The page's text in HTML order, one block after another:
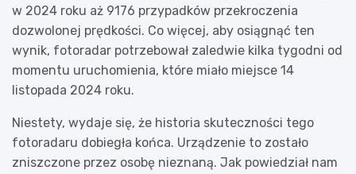
w 2024 roku aż 9176 przypadków przekroczenia
dozwolonej prędkości. Co więcej, aby osiągnąć ten
wynik, fotoradar potrzebował zaledwie kilka tygodni od
momentu uruchomienia, które miało miejsce 14
listopada 2024 roku.
Niestety, wydaje się, że historia skuteczności tego
fotoradaru dobiegła końca. Urządzenie to zostało
zniszczone przez osobę nieznaną. Jak powiedział nam